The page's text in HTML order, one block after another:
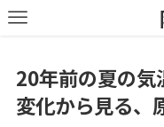
20年前の夏の気
変化から見る、